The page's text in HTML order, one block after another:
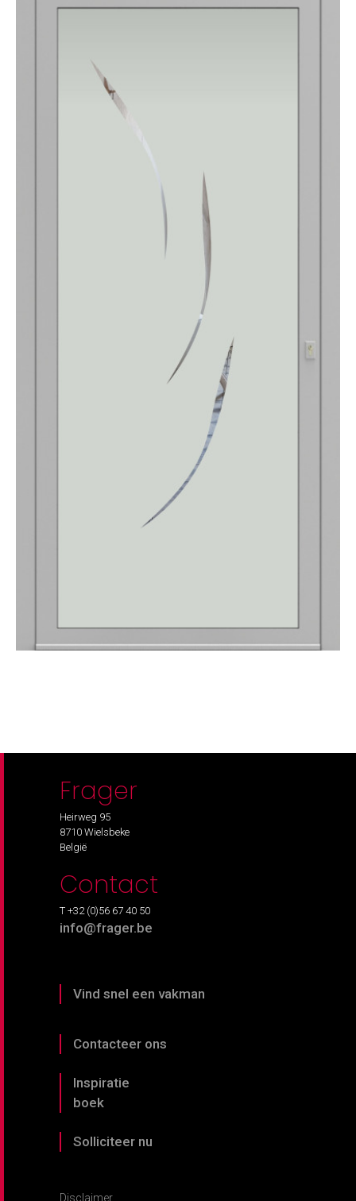
Frager
Heirweg 95
8710 Wielsbeke
België
Contact
T +32 (0)56 67 40 50
info@frager.be
Vind snel een vakman
Contacteer ons
Inspiratie
boek
Solliciteer nu
Disclaimer